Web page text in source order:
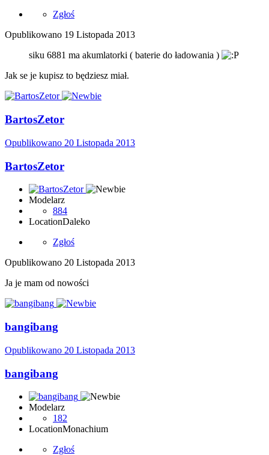
Zgłoś
Opublikowano 19 Listopada 2013
siku 6881 ma akumlatorki ( baterie do ładowania )
Jak se je kupisz to będziesz miał.
BartosZetor
Opublikowano 20 Listopada 2013
BartosZetor
Modelarz
884
LocationDaleko
Zgłoś
Opublikowano 20 Listopada 2013
Ja je mam od nowości
bangibang
Opublikowano 20 Listopada 2013
bangibang
Modelarz
182
LocationMonachium
Zgłoś